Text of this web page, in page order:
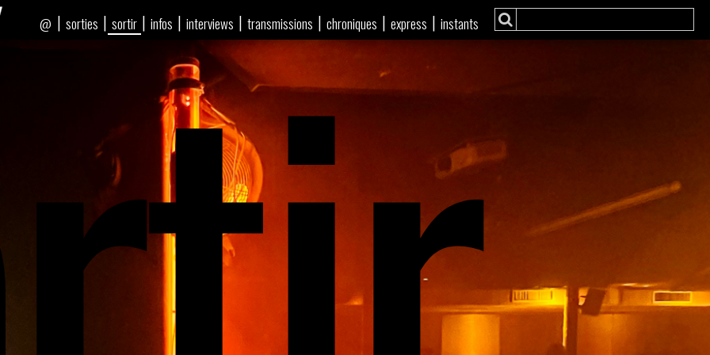
| sorties | sortir | infos | interviews | transmissions | chroniques | express | instants
@